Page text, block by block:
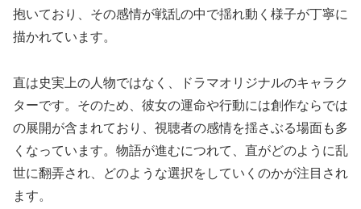
抱いており、その感情が戦乱の中で揺れ動く様子が丁寧に
描かれています。
直は史実上の人物ではなく、ドラマオリジナルのキャラク
ターです。そのため、彼女の運命や行動には創作ならでは
の展開が含まれており、視聴者の感情を揺さぶる場面も多
くなっています。物語が進むにつれて、直がどのように乱
世に翻弄され、どのような選択をしていくのかが注目され
ます。